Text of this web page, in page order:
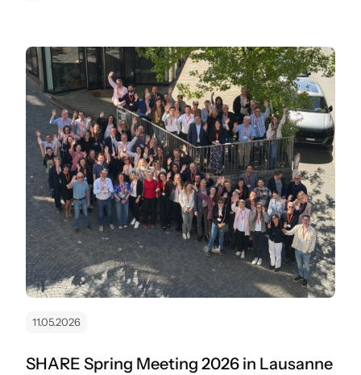
11.05.2026
SHARE Spring Meeting 2026 in Lausanne